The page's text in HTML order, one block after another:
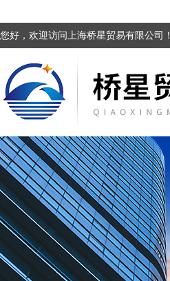
您好，欢迎访问上海桥星贸易有限公司！